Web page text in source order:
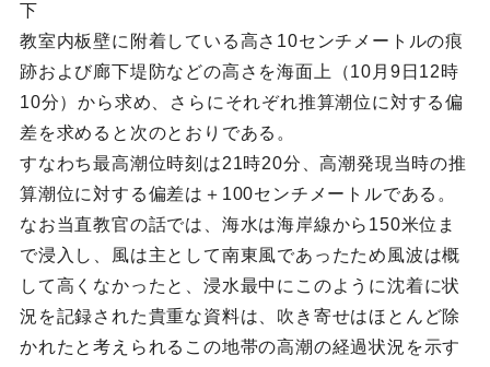
下
教室内板壁に附着している高さ10センチメートルの痕
跡および廊下堤防などの高さを海面上（10月9日12時
10分）から求め、さらにそれぞれ推算潮位に対する偏
差を求めると次のとおりである。
すなわち最高潮位時刻は21時20分、高潮発現当時の推
算潮位に対する偏差は＋100センチメートルである。
なお当直教官の話では、海水は海岸線から150米位ま
で浸入し、風は主として南東風であったため風波は概
して高くなかったと、浸水最中にこのように沈着に状
況を記録された貴重な資料は、吹き寄せはほとんど除
かれたと考えられるこの地帯の高潮の経過状況を示す